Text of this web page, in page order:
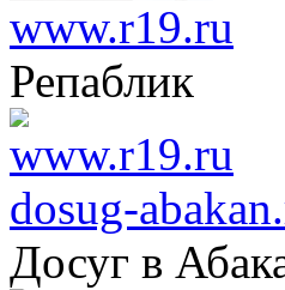
www.r19.ru
Репаблик
dosug-
Досуг в